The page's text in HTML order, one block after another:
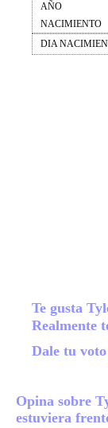
AÑO
NACIMIENTO
DIA
Te gusta
Realmente
Dale tu
Opina sobre
estuviera